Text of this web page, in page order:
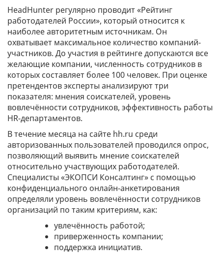
HeadHunter регулярно проводит «Рейтинг
работодателей России», который относится к
наиболее авторитетным источникам. Он
охватывает максимальное количество компаний-
участников. До участия в рейтинге допускаются все
желающие компании, численность сотрудников в
которых составляет более 100 человек. При оценке
претендентов эксперты анализируют три
показателя: мнения соискателей, уровень
вовлечённости сотрудников, эффективность работы
HR-департаментов.
В течение месяца на сайте hh.ru среди
авторизованных пользователей проводился опрос,
позволяющий выявить мнение соискателей
относительно участвующих работодателей.
Специалисты «ЭКОПСИ Консалтинг» с помощью
конфиденциального онлайн-анкетирования
определяли уровень вовлечённости сотрудников
организаций по таким критериям, как:
увлечённость работой;
приверженность компании;
поддержка инициатив.